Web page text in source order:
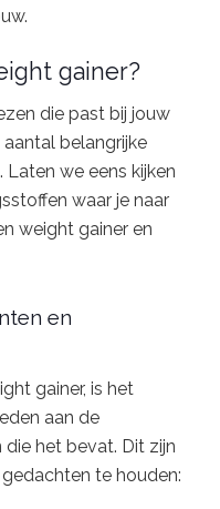
gainer?
die past bij jouw
belangrijke
we eens kijken
waar je naar
weight gainer en
en
gainer, is het
aan de
het bevat. Dit zijn
te houden: